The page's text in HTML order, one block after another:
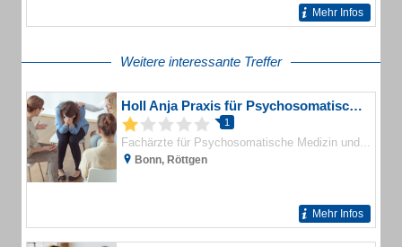
Mehr Infos
Weitere interessante Treffer
Holl Anja Praxis für Psychosomatische Medizin
1
Fachärzte für Psychosomatische Medizin und Psychotherapie
Bonn, Röttgen
Mehr Infos